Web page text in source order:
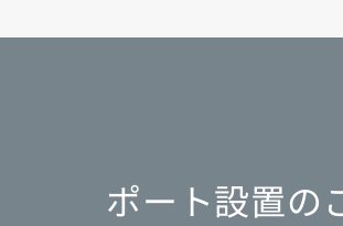
ポート設置の